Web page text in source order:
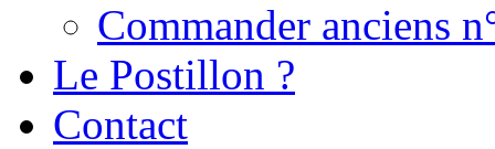
Commander anciens
Le Postillon ?
Contact